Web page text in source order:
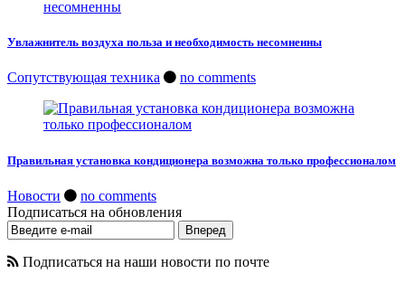
Увлажнитель воздуха польза и необходимость несомненны
Сопутствующая техника no comments
Правильная установка кондиционера возможна только профессионалом
Новости
no comments
Подписаться на обновления
Подписаться на наши новости по почте